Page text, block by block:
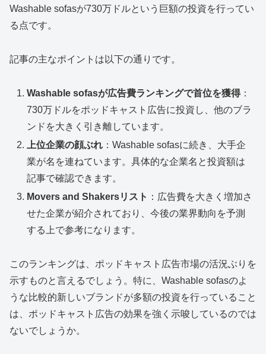
Washable sofasが730万ドルという巨額の投資を行ってい
る点です。
記事の主なポイントは以下の通りです。
Washable sofasが広告費ランキングで首位を獲得：
730万ドルをポッドキャスト広告に投資し、他のブラ
ンドを大きく引き離しています。
上位企業の顔ぶれ ：Washable sofasに続き、大手企
業が名を連ねています。具体的な企業名と投資額は
記事で確認できます。
Movers and Shakersリスト ：広告費を大きく増加さ
せた企業が紹介されており、今後の業界動向を予測
する上で参考になります。
このランキングは、ポッドキャスト広告市場の活況ぶりを
示すものと言えるでしょう。特に、Washable sofasのよ
うな比較的新しいブランドが多額の投資を行っていること
は、ポッドキャスト広告の効果を強く示唆しているのでは
ないでしょうか。